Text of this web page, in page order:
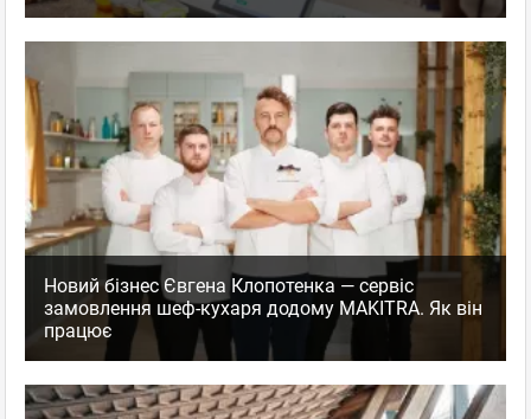
Новий бізнес Євгена Клопотенка — сервіс
замовлення шеф-кухаря додому MAKITRA. Як він
працює